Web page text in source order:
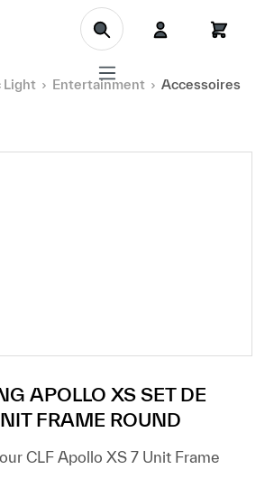
Light Entertainment Accessoires
APOLLO XS SET DE
FRAME ROUND
CLF Apollo XS 7 Unit Frame